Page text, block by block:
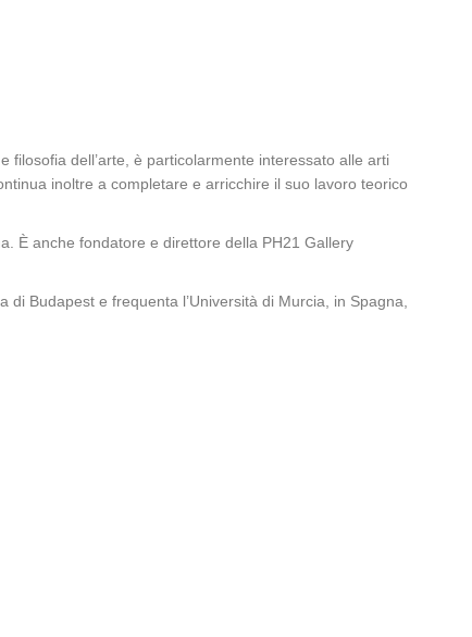
dell’arte, è particolarmente interessato alle arti
inoltre a completare e arricchire il suo lavoro teorico
È anche fondatore e direttore della PH21 Gallery
Budapest e frequenta l’Università di Murcia, in Spagna,